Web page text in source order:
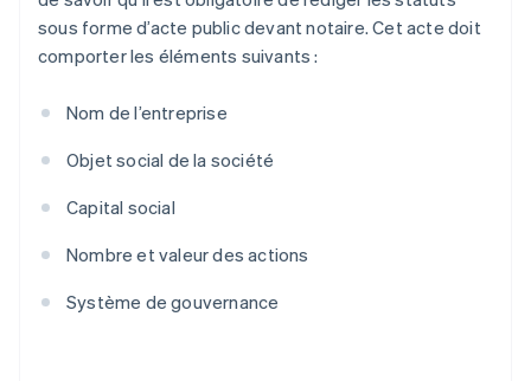
sous forme d’acte public devant notaire. Cet acte doit
comporter les éléments suivants :
Nom de l’entreprise
Objet social de la société
Capital social
Nombre et valeur des actions
Système de gouvernance